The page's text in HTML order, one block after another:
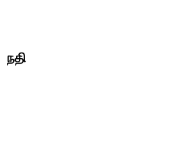
நதி